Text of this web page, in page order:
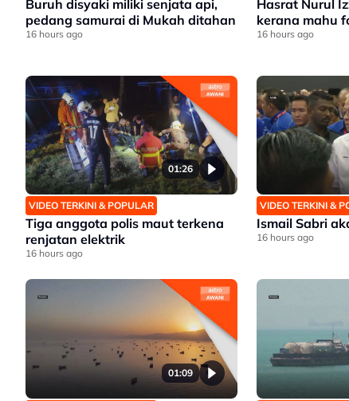
Buruh disyaki miliki senjata api,
pedang samurai di Mukah ditahan
16 hours ago
Hasrat Nurul
kerana mahu
16 hours ago
01:26
VIDEO TERKINI & POPULAR
Tiga anggota polis maut terkena
renjatan elektrik
16 hours ago
VIDEO TERKINI &
Ismail Sabri
16 hours ago
01:09